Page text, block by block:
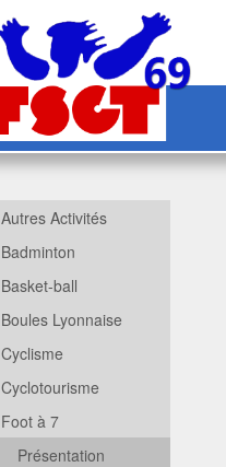
Autres Activités
Badminton
Basket-ball
Boules Lyonnaise
Cyclisme
Cyclotourisme
Foot à 7
Présentation